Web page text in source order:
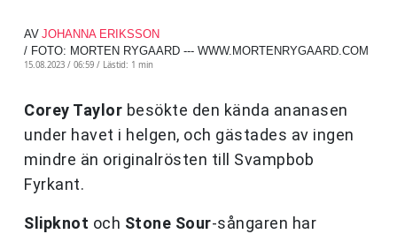
AV JOHANNA ERIKSSON
/ FOTO: MORTEN RYGAARD --- WWW.MORTENRYGAARD.COM
15.08.2023 / 06:59 / Lästid: 1 min
Corey Taylor besökte den kända ananasen
under havet i helgen, och gästades av ingen
mindre än originalrösten till Svampbob
Fyrkant.
Slipknot och Stone Sour-sångaren har